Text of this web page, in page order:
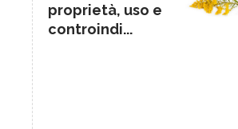
proprietà, uso e
controindi...